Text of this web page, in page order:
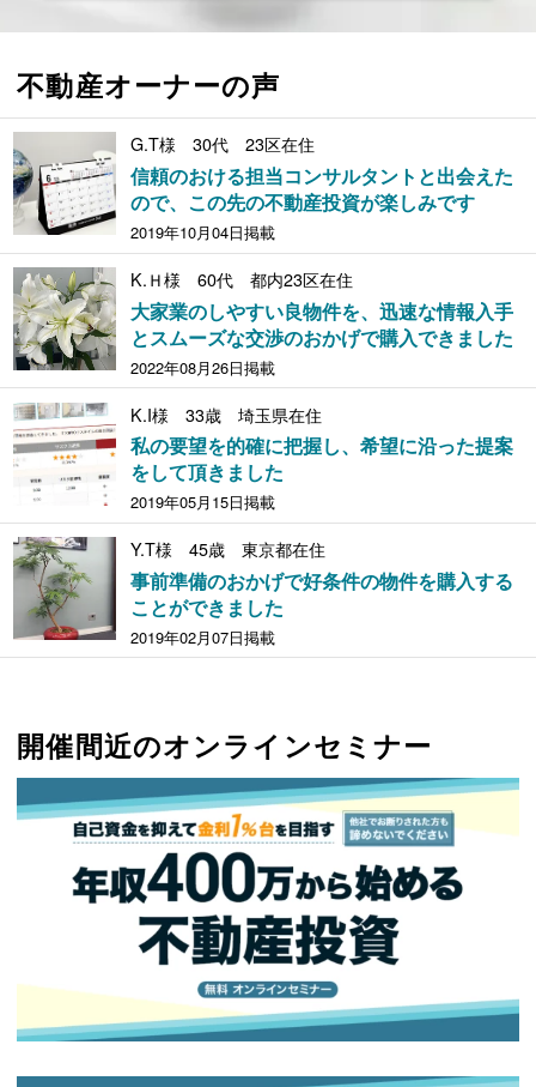
不動産オーナーの声
G.T様 30代 23区在住
信頼のおける担当コンサルタントと出会えた
ので、この先の不動産投資が楽しみです
2019年10月04日掲載
K.Ｈ様 60代 都内23区在住
大家業のしやすい良物件を、迅速な情報入手
とスムーズな交渉のおかげで購入できました
2022年08月26日掲載
K.I様 33歳 埼玉県在住
私の要望を的確に把握し、希望に沿った提案
をして頂きました
2019年05月15日掲載
Y.T様 45歳 東京都在住
事前準備のおかげで好条件の物件を購入する
ことができました
2019年02月07日掲載
開催間近のオンラインセミナー